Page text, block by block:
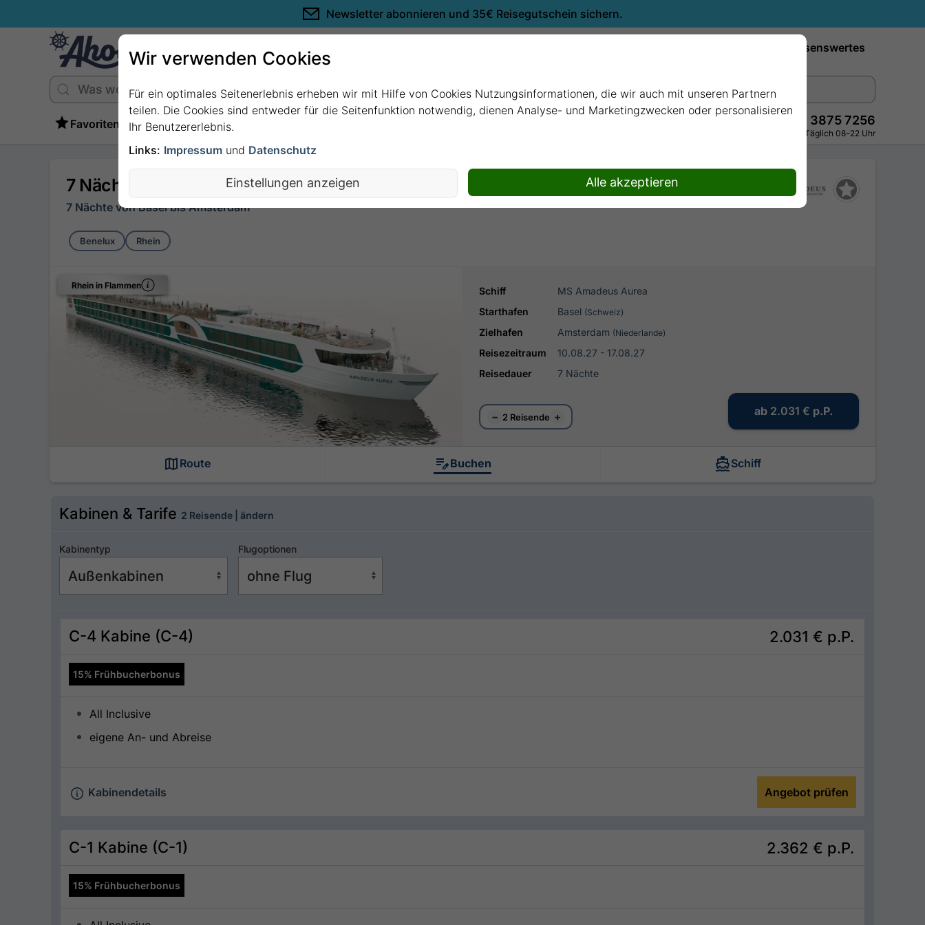
Newsletter abonnieren und 35€ Reisegutschein sichern.
Wissenswertes
Favoriten +49 228 3875 7256
Persönlich · Kostenlos · Täglich 08–22 Uhr
7 Nächte - Rhein in Flammen mit MS Amadeus Aurea
7 Nächte von Basel bis Amsterdam
Benelux Rhein
Rhein in Flammen Schiff
MS Amadeus Aurea
Starthafen
Basel (Schweiz)
Zielhafen Amsterdam (Niederlande)
Reisezeitraum
10.08.27 - 17.08.27
Reisedauer
7 Nächte
− 2 Reisende + ab 2.031 € p.P.
Route Buchen Schiff
Kabinen & Tarife 2 Reisende | ändern
Kabinentyp Flugoptionen
C-4 Kabine (C-4) 2.031 € p.P.
15% Frühbucherbonus
All Inclusive
eigene An- und Abreise
Kabinendetails Angebot prüfen
C-1 Kabine (C-1) 2.362 € p.P.
15% Frühbucherbonus
Wir verwenden Cookies
Für ein optimales Seitenerlebnis erheben wir mit Hilfe von Cookies Nutzungsinformationen, die wir auch mit unseren Partnern
teilen. Die Cookies sind entweder für die Seitenfunktion notwendig, dienen Analyse- und Marketingzwecken oder personalisieren
Ihr Benutzererlebnis.
Links: Impressum und Datenschutz
Einstellungen anzeigen Alle akzeptieren